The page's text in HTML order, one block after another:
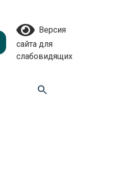
Версия
сайта для
слабовидящих